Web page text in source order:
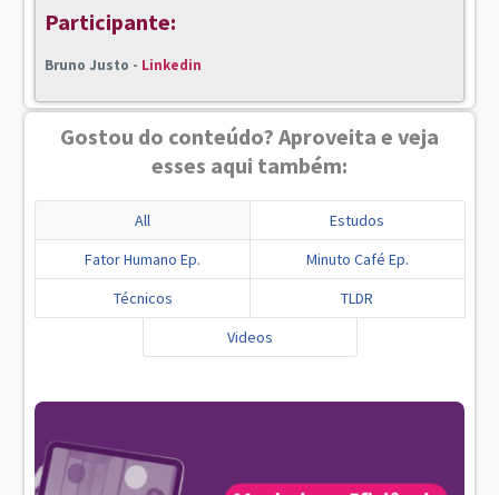
Participante:
Bruno Justo - Linkedin
Gostou do conteúdo? Aproveita e veja
esses aqui também:
All
Estudos
Fator Humano Ep.
Minuto Café Ep.
Técnicos
TLDR
Videos